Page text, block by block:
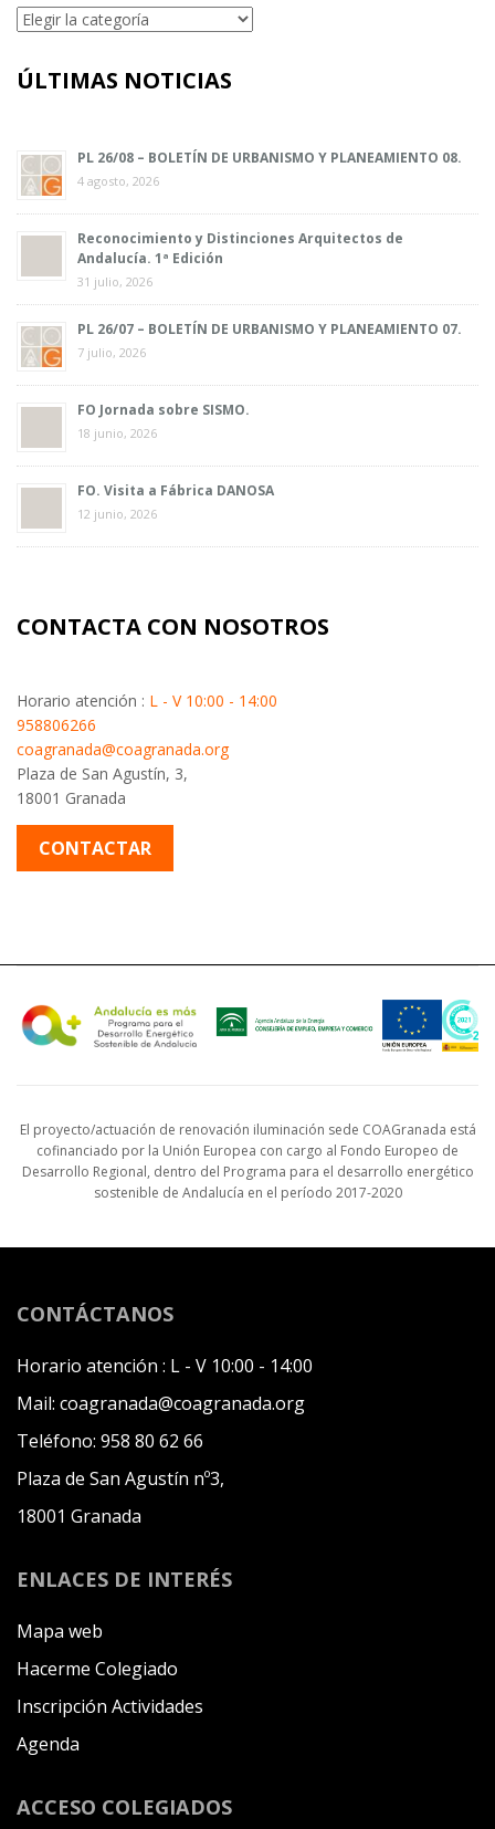
Categorías
ÚLTIMAS NOTICIAS
PL 26/08 – BOLETÍN DE URBANISMO Y PLANEAMIENTO 08.
4 agosto, 2026
Reconocimiento y Distinciones Arquitectos de
Andalucía. 1ª Edición
31 julio, 2026
PL 26/07 – BOLETÍN DE URBANISMO Y PLANEAMIENTO 07.
7 julio, 2026
FO Jornada sobre SISMO.
18 junio, 2026
FO. Visita a Fábrica DANOSA
12 junio, 2026
CONTACTA CON NOSOTROS
Horario atención : L - V 10:00 - 14:00
958806266
coagranada@coagranada.org
Plaza de San Agustín, 3,
18001 Granada
CONTACTAR
El proyecto/actuación de renovación iluminación sede COAGranada está
cofinanciado por la Unión Europea con cargo al Fondo Europeo de
Desarrollo Regional, dentro del Programa para el desarrollo energético
sostenible de Andalucía en el período 2017-2020
CONTÁCTANOS
Horario atención : L - V 10:00 - 14:00
Mail: coagranada@coagranada.org
Teléfono: 958 80 62 66
Plaza de San Agustín nº3,
18001 Granada
ENLACES DE INTERÉS
Mapa web
Hacerme Colegiado
Inscripción Actividades
Agenda
ACCESO COLEGIADOS